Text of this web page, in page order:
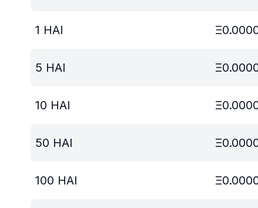
1 HAI Ξ
5 HAI Ξ
10 HAI Ξ
50 HAI Ξ
100 HAI Ξ